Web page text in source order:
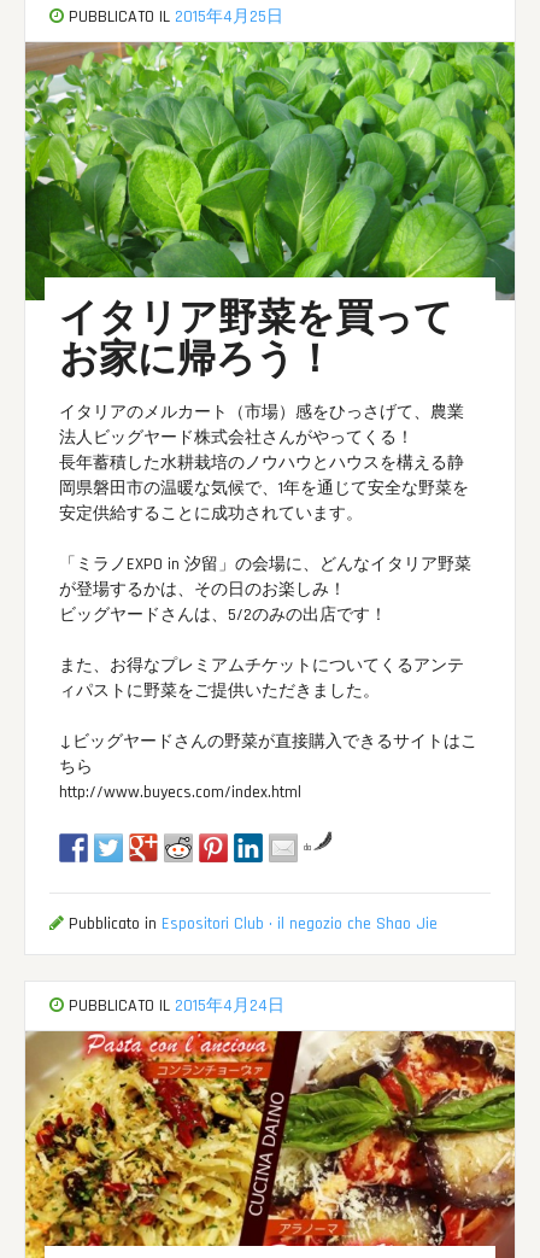
PUBBLICATO IL 2015年4月25日
イタリア野菜を買って
お家に帰ろう！
イタリアのメルカート（市場）感をひっさげて、農業
法人ビッグヤード株式会社さんがやってくる！
長年蓄積した水耕栽培のノウハウとハウスを構える静
岡県磐田市の温暖な気候で、1年を通じて安全な野菜を
安定供給することに成功されています。
「ミラノEXPO in 汐留」の会場に、どんなイタリア野菜
が登場するかは、その日のお楽しみ！
ビッグヤードさんは、5/2のみの出店です！
また、お得なプレミアムチケットについてくるアンテ
ィパストに野菜をご提供いただきました。
↓ビッグヤードさんの野菜が直接購入できるサイトはこ
ちら
http://www.buyecs.com/index.html
da
Pubblicato in Espositori Club · il negozio che Shao Jie
PUBBLICATO IL 2015年4月24日